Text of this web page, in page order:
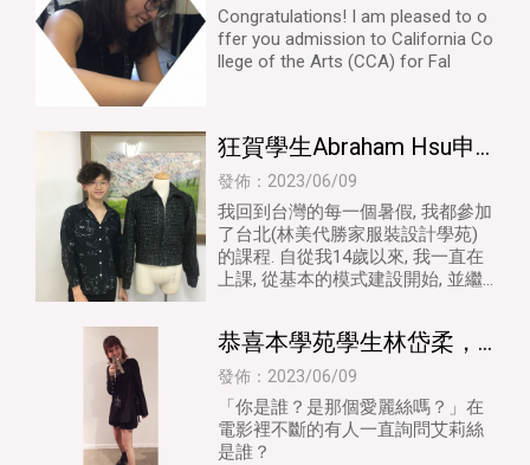
金 | 服裝設計 | 台北服裝設
計
Congratulations! I am pleased to o
ffer you admission to California Co
llege of the Arts (CCA) for Fal
狂賀學生Abraham Hsu申
請到六所名校及獎學金的
感言 | 服裝設計
發佈：2023/06/09
我回到台灣的每一個暑假, 我都參加
了台北(林美代勝家服裝設計學苑)
的課程. 自從我14歲以來, 我一直在
上課, 從基本的模式建設開始, 並繼
恭喜本學苑學生林岱柔，
榮獲Adobe國際大賽商業
影片剪輯獎，該學員負責
該影片之服
發佈：2023/06/09
「你是誰？是那個愛麗絲嗎？」在
電影裡不斷的有人一直詢問艾莉絲
是誰？